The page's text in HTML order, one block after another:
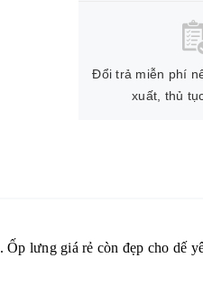
Đổi trả miễn phí
xuất, thủ
. Ốp lưng giá rẻ còn đẹp cho dế